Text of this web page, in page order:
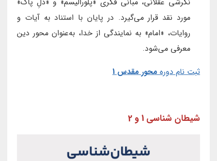
مورد نقد قرار می‌گیرد. در پایان با استناد به آیات و
روایات، «امام» به نمایندگی از خدا، به‌عنوان محور دین
معرفی می‌شود.
ثبت نام دورهمحور مقدس 1
شیطان شناسی 1 و 2